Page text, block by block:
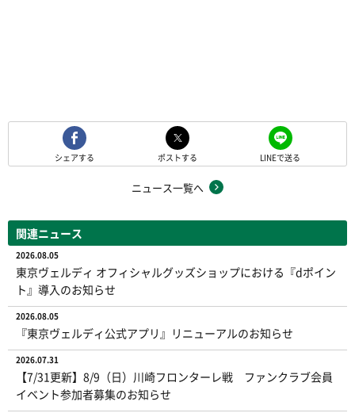
シェアする ポストする LINEで送る
ニュース一覧へ
関連ニュース
2026.08.05
東京ヴェルディ オフィシャルグッズショップにおける『dポイン
ト』導入のお知らせ
2026.08.05
『東京ヴェルディ公式アプリ』リニューアルのお知らせ
2026.07.31
【7/31更新】8/9（日）川崎フロンターレ戦 ファンクラブ会員
イベント参加者募集のお知らせ